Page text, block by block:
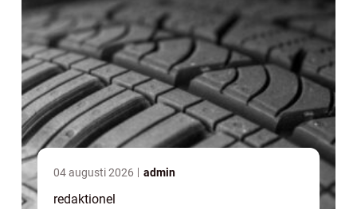
04 augusti 2026 admin
redaktionel